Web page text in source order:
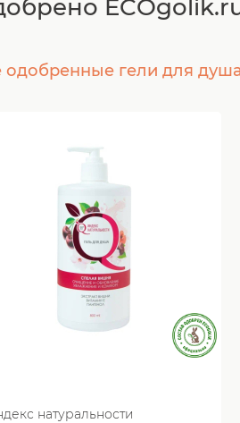
одобренные гели для
натуральности